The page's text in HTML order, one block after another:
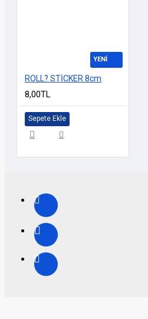
YENİ
ROLL? STİCKER 8cm
8,00TL
Sepete Ekle